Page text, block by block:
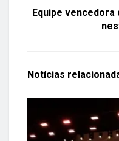
Equipe
Notícias